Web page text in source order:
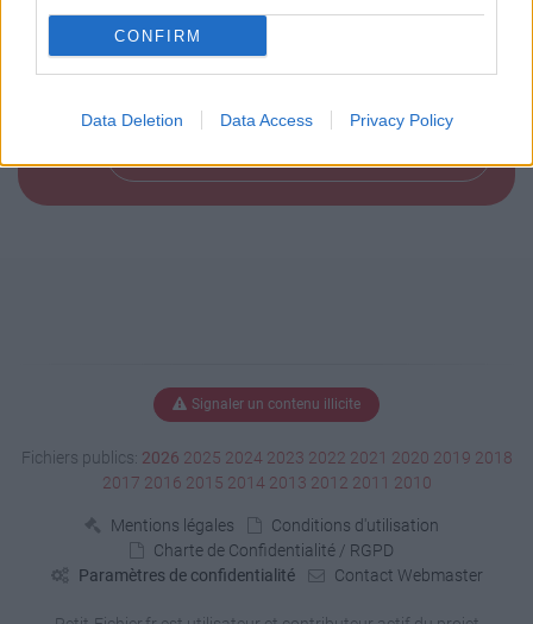
CONFIRM
Data Deletion Data Access Privacy Policy
Télécharger jeunes.htm
Signaler un contenu illicite
Fichiers publics: 2026 2025 2024 2023 2022 2021 2020 2019 2018
2017 2016 2015 2014 2013 2012 2011 2010
Mentions légales
Conditions d'utilisation
Charte de Confidentialité / RGPD
Paramètres de confidentialité
Contact Webmaster